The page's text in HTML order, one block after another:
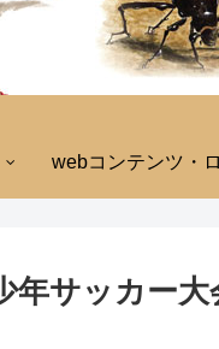
webコンテンツ・
サッカー大